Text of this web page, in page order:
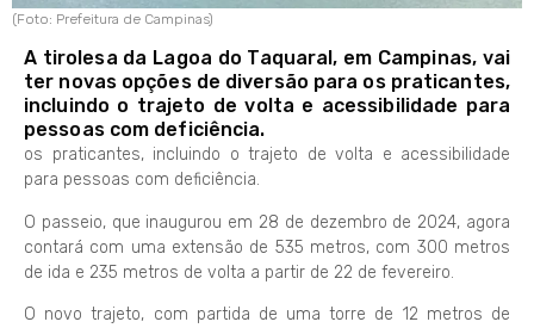
(Foto: Prefeitura de Campinas)
A tirolesa da Lagoa do Taquaral, em Campinas, vai
ter novas opções de diversão para os praticantes,
incluindo o trajeto de volta e acessibilidade para
pessoas com deficiência.
os praticantes, incluindo o trajeto de volta e acessibilidade
para pessoas com deficiência.
O passeio, que inaugurou em 28 de dezembro de 2024, agora
contará com uma extensão de 535 metros, com 300 metros
de ida e 235 metros de volta a partir de 22 de fevereiro.
O novo trajeto, com partida de uma torre de 12 metros de